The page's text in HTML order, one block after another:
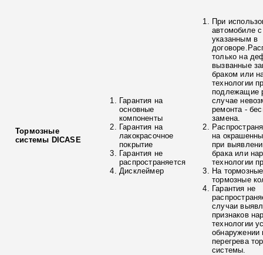
Тормозные
системы DICASE
Гарантия на
основные
компоненты
Гарантия на
лакокрасочное
покрытие
Гарантия не
распространяется
Дисклеймер
При
автомобиле
указанным в
только на
вызванные
браком или
технологии
подлежащие
случае
ремонта -
замена.
на
при
брака или
технологии
На
тормозные
Гарантия не
случаи
признаков
технологии
обнаружении
перегрева
системы.